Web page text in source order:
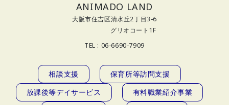
ANIMADO LAND
大阪市住吉区清水丘2丁目3-6
グリオコート1F
TEL : 06-6690-7909
相談支援
保育所等訪問支援
放課後等デイサービス
有料職業紹介事業